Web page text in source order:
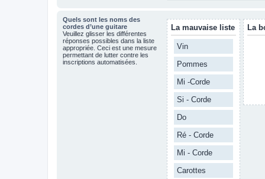
Quels sont les noms des
cordes d’une guitare
Veuillez glisser les différentes
réponses possibles dans la liste
appropriée. Ceci est une mesure
permettant de lutter contre les
inscriptions automatisées.
La mauvaise liste
Vin
Pommes
Mi -Corde
Si - Corde
Do
Ré - Corde
Mi - Corde
Carottes
La